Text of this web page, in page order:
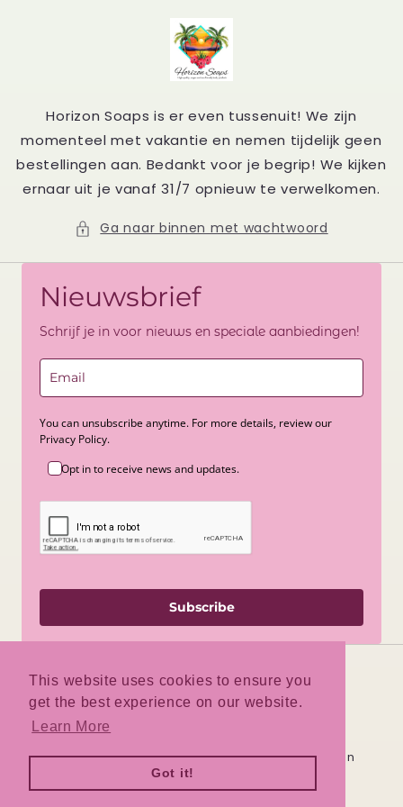
This website uses cookies to ensure you
get the best experience on our website.
Learn More
Got it!
Horizon Soaps is er even tussenuit! We zijn
momenteel met vakantie en nemen tijdelijk geen
bestellingen aan. Bedankt voor je begrip! We kijken
ernaar uit je vanaf 31/7 opnieuw te verwelkomen.
Ga naar binnen met wachtwoord
Nieuwsbrief
Schrijf je in voor nieuws en speciale aanbiedingen!
You can unsubscribe anytime. For more details, review our
Privacy Policy.
Opt in to receive news and updates.
Subscribe
FacebookInstagram
TikTok
Deze winkel wordt door
aangedreven
Ben je de winkeleigenaar?Log hier in